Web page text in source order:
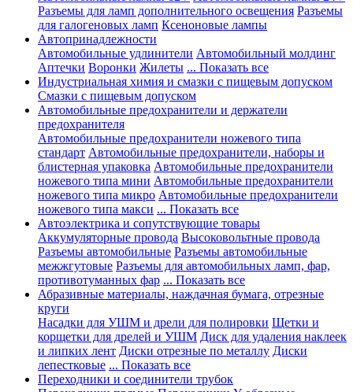
Разъемы для ламп дополнительного освещения Разъемы
для галогеновых ламп Ксеноновые лампы
Автопринадлежности
Автомобильные удлинители Автомобильный молдинг
Аптечки Воронки Жилеты ... Показать все
Индустриальная химия и смазки с пищевым допуском
Смазки с пищевым допуском
Автомобильные предохранители и держатели
предохранителя
Автомобильные предохранители ножевого типа
стандарт Автомобильные предохранители, наборы и
блистерная упаковка Автомобильные предохранители
ножевого типа мини Автомобильные предохранители
ножевого типа микро Автомобильные предохранители
ножевого типа макси ... Показать все
Автоэлектрика и сопутствующие товары
Аккумуляторные провода Высоковольтные провода
Разъемы автомобильные Разъемы автомобильные
межжгутовые Разъемы для автомобильных ламп, фар,
противотуманных фар ... Показать все
Абразивные материалы, наждачная бумага, отрезные
круги
Насадки для УШМ и дрели для полировки Щетки и
корщетки для дрелей и УШМ Диск для удаления наклеек
и липких лент Диски отрезные по металлу Диски
лепестковые ... Показать все
Переходники и соединители трубок